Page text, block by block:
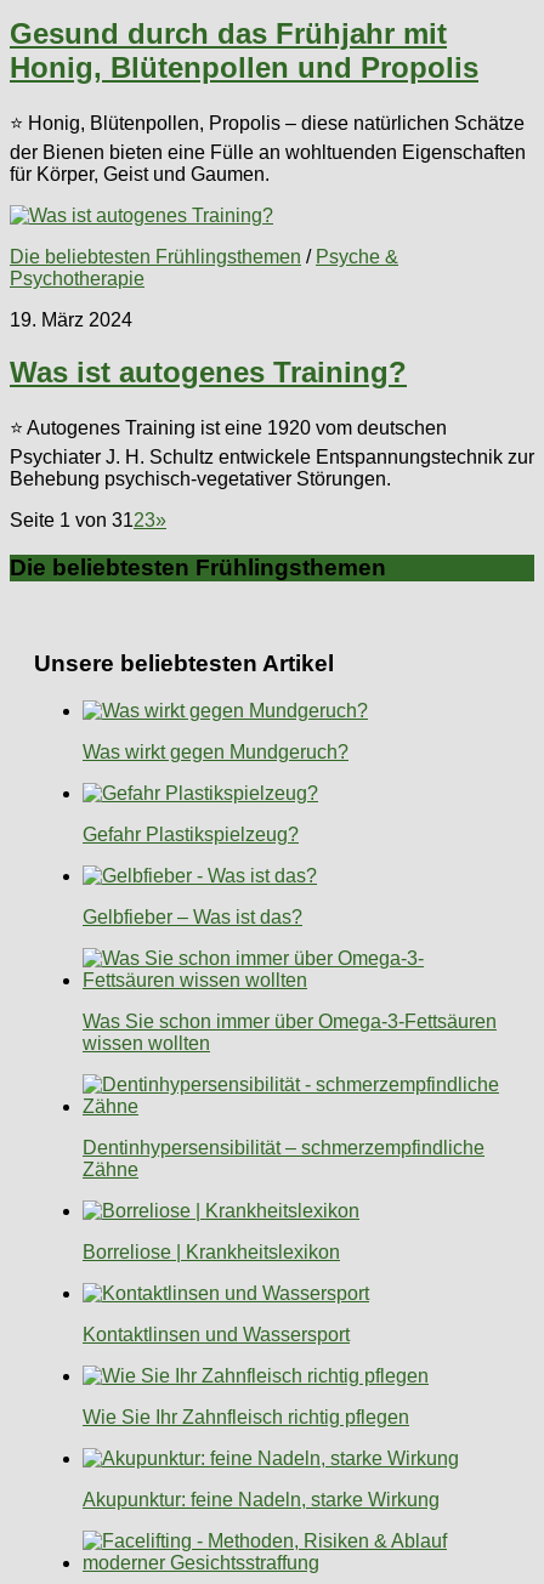
Gesund durch das Frühjahr mit
Honig, Blütenpollen und Propolis
⭐ Honig, Blütenpollen, Propolis – diese natürlichen Schätze
der Bienen bieten eine Fülle an wohltuenden Eigenschaften
für Körper, Geist und Gaumen.
Die beliebtesten Frühlingsthemen / Psyche &
Psychotherapie
19. März 2024
Was ist autogenes Training?
⭐ Autogenes Training ist eine 1920 vom deutschen
Psychiater J. H. Schultz entwickele Entspannungstechnik zur
Behebung psychisch-vegetativer Störungen.
Seite 1 von 3123»
Die beliebtesten Frühlingsthemen
Unsere beliebtesten Artikel
Was wirkt gegen Mundgeruch?
Gefahr Plastikspielzeug?
Gelbfieber – Was ist das?
Was Sie schon immer über Omega-3-Fettsäuren
wissen wollten
Dentinhypersensibilität – schmerzempfindliche
Zähne
Borreliose | Krankheitslexikon
Kontaktlinsen und Wassersport
Wie Sie Ihr Zahnfleisch richtig pflegen
Akupunktur: feine Nadeln, starke Wirkung